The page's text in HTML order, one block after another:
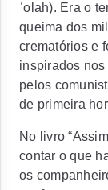
ʿolah). Era o
queima dos
crematórios e
inspirados
pelos
de primeira
No livro
contar o que
os